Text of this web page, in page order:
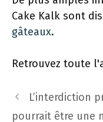
Cake Kalk sont
gâteaux.
Retrouvez toute
Navigation
des
L’interdiction
pourrait être une